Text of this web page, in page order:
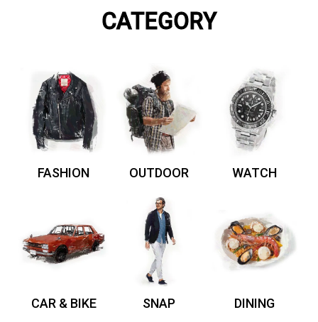
CATEGORY
FASHION OUTDOOR WATCH
CAR & BIKE SNAP DINING